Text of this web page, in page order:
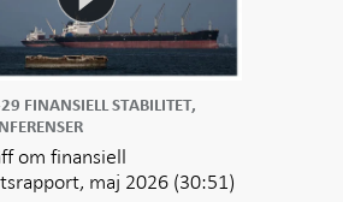
FINANSIELL STABILITET,
om finansiell
maj 2026 (30:51)